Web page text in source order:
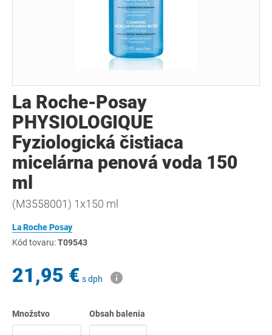
La Roche-Posay
PHYSIOLOGIQUE
Fyziologická čistiaca
micelárna penová voda 150
ml
(M3558001) 1x150 ml
La Roche Posay
Kód tovaru:T09543
21,95 € s dph
Množstvo Obsah balenia